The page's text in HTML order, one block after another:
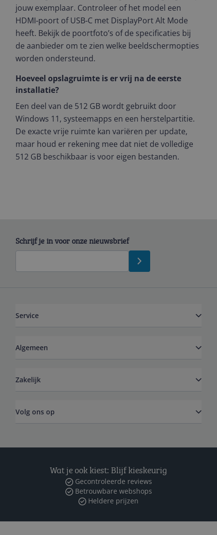
jouw exemplaar. Controleer of het model een
HDMI‑poort of USB‑C met DisplayPort Alt Mode
heeft. Bekijk de poortfoto’s of de specificaties bij
de aanbieder om te zien welke beeldschermopties
worden ondersteund.
Hoeveel opslagruimte is er vrij na de eerste
installatie?
Een deel van de 512 GB wordt gebruikt door
Windows 11, systeemapps en een herstelpartitie.
De exacte vrije ruimte kan variëren per update,
maar houd er rekening mee dat niet de volledige
512 GB beschikbaar is voor eigen bestanden.
Schrijf je in voor onze nieuwsbrief
Service
Algemeen
Zakelijk
Volg ons op
Wat je ook kiest: Blijf kieskeurig
Gecontroleerde reviews
Betrouwbare webshops
Heldere prijzen